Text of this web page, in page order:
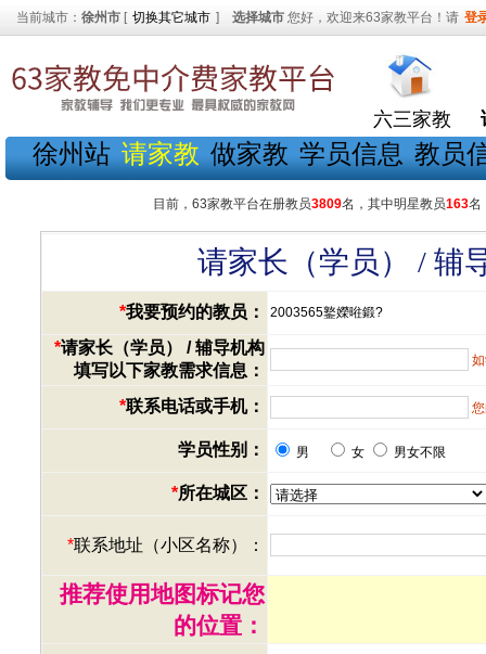
当前城市： 徐州市 [ 切换其它城市 ] 选择城市 您好，欢迎来63家教平台！请 登
六三家教
徐州站 请家教 做家教 学员信息 教员
目前，63家教平台在册教员3809名，其中明星教员163名
请家长（学员） / 辅
*我要预约的教员： 2003565鐜嬫暀鍛?
*请家长（学员） / 辅导机构
填写以下家教需求信息：
*联系电话或手机：
学员性别： 男 女 男女不限
*所在城区：
*联系地址（小区名称）：
推荐使用地图标记您
的位置：